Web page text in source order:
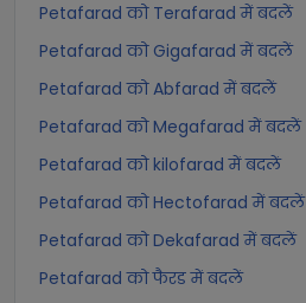
Petafarad को Terafarad में बदलें
Petafarad को Gigafarad में बदलें
Petafarad को Abfarad में बदलें
Petafarad को Megafarad में बदलें
Petafarad को kilofarad में बदलें
Petafarad को Hectofarad में बदलें
Petafarad को Dekafarad में बदलें
Petafarad को फैरड में बदलें